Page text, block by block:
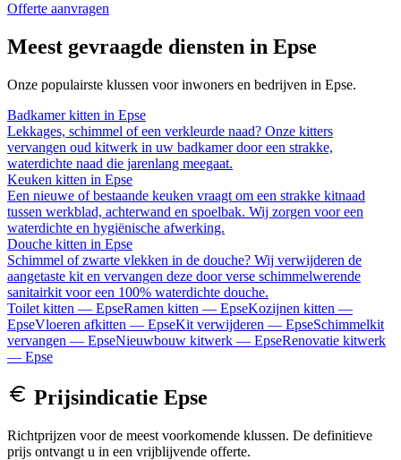
Offerte aanvragen
Meest gevraagde diensten in Epse
Onze populairste klussen voor inwoners en bedrijven in Epse.
Badkamer kitten in Epse
Lekkages, schimmel of een verkleurde naad? Onze kitters
vervangen oud kitwerk in uw badkamer door een strakke,
waterdichte naad die jarenlang meegaat.
Keuken kitten in Epse
Een nieuwe of bestaande keuken vraagt om een strakke kitnaad
tussen werkblad, achterwand en spoelbak. Wij zorgen voor een
waterdichte en hygiënische afwerking.
Douche kitten in Epse
Schimmel of zwarte vlekken in de douche? Wij verwijderen de
aangetaste kit en vervangen deze door verse schimmelwerende
sanitairkit voor een 100% waterdichte douche.
Toilet kitten — EpseRamen kitten — EpseKozijnen kitten —
EpseVloeren afkitten — EpseKit verwijderen — EpseSchimmelkit
vervangen — EpseNieuwbouw kitwerk — EpseRenovatie kitwerk
— Epse
Prijsindicatie Epse
Richtprijzen voor de meest voorkomende klussen. De definitieve
prijs ontvangt u in een vrijblijvende offerte.